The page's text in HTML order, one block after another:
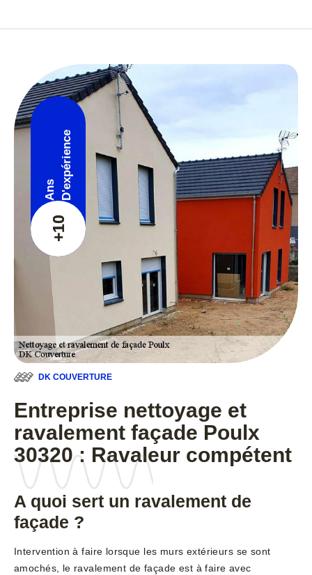
+10
Ans D'expérience
DK COUVERTURE
Entreprise nettoyage et
ravalement façade Poulx
30320 : Ravaleur compétent
A quoi sert un ravalement de
façade ?
Intervention à faire lorsque les murs extérieurs se sont
amochés, le ravalement de façade est à faire avec